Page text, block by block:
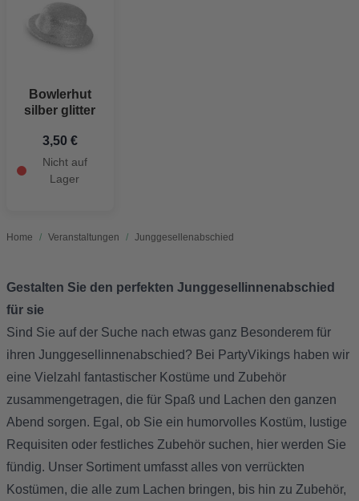
Home / Veranstaltungen / Junggesellenabschied
Bowlerhut
silber glitter
3,50 €
Nicht auf
Lager
Gestalten Sie den perfekten Junggesellinnenabschied
für sie
Sind Sie auf der Suche nach etwas ganz Besonderem für
ihren Junggesellinnenabschied? Bei PartyVikings haben wir
eine Vielzahl fantastischer Kostüme und Zubehör
zusammengetragen, die für Spaß und Lachen den ganzen
Abend sorgen. Egal, ob Sie ein humorvolles Kostüm, lustige
Requisiten oder festliches Zubehör suchen, hier werden Sie
fündig. Unser Sortiment umfasst alles von verrückten
Kostümen, die alle zum Lachen bringen, bis hin zu Zubehör,